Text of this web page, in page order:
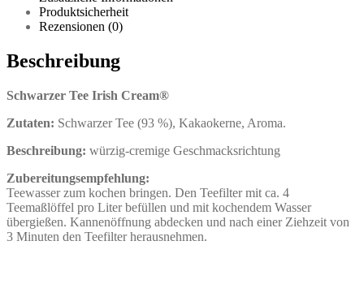
Produktsicherheit
Rezensionen (0)
Beschreibung
Schwarzer Tee Irish Cream®
Zutaten: Schwarzer Tee (93 %), Kakaokerne, Aroma.
Beschreibung: würzig-cremige Geschmacksrichtung
Zubereitungsempfehlung:
Teewasser zum kochen bringen. Den Teefilter mit ca. 4
Teemaßlöffel pro Liter befüllen und mit kochendem Wasser
übergießen. Kannenöffnung abdecken und nach einer Ziehzeit von
3 Minuten den Teefilter herausnehmen.